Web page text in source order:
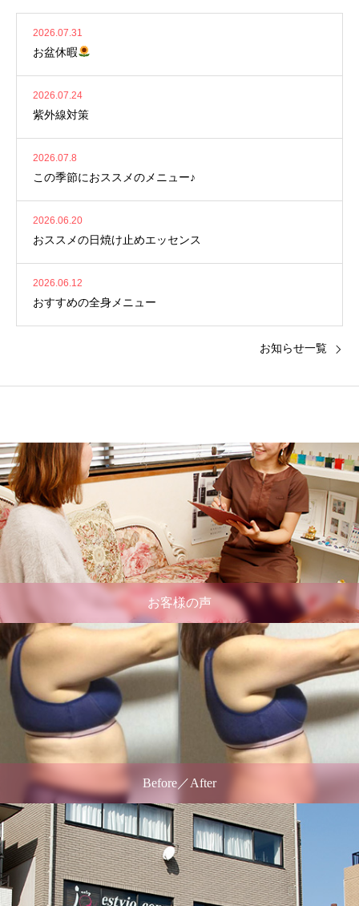
2026.07.31
お盆休暇
2026.07.24
紫外線対策
2026.07.8
この季節におススメのメニュー♪
2026.06.20
おススメの日焼け止めエッセンス
2026.06.12
おすすめの全身メニュー
お知らせ一覧
お客様の声
Before／After